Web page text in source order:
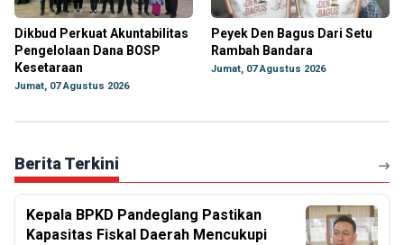
Dikbud Perkuat Akuntabilitas
Pengelolaan Dana BOSP
Kesetaraan
Jumat, 07 Agustus 2026
Peyek Den Bagus Dari Setu
Rambah Bandara
Jumat, 07 Agustus 2026
Berita Terkini
Kepala BPKD Pandeglang Pastikan
Kapasitas Fiskal Daerah Mencukupi